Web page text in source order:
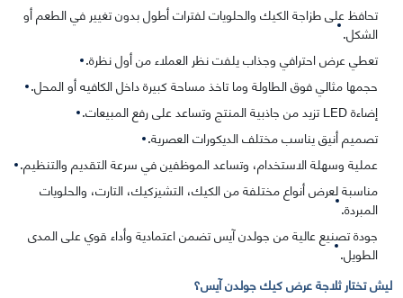
تحافظ على طزاجة الكيك والحلويات لفترات أطول بدون تغيير في الطعم أو
الشكل.
تعطي عرض احترافي وجذاب يلفت نظر العملاء من أول نظرة.
حجمها مثالي فوق الطاولة وما تاخذ مساحة كبيرة داخل الكافيه أو المحل.
إضاءة LED تزيد من جاذبية المنتج وتساعد على رفع المبيعات.
تصميم أنيق يناسب مختلف الديكورات العصرية.
عملية وسهلة الاستخدام، وتساعد الموظفين في سرعة التقديم والتنظيم.
مناسبة لعرض أنواع مختلفة من الكيك، التشيزكيك، التارت، والحلويات
المبردة.
جودة تصنيع عالية من جولدن آيس تضمن اعتمادية وأداء قوي على المدى
الطويل.
ليش تختار ثلاجة عرض كيك جولدن آيس؟